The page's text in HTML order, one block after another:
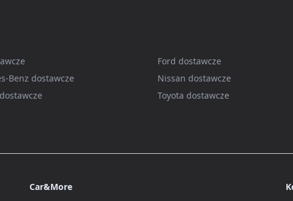
Ford dostawcze
Benz dostawcze Nissan dostawcze
Toyota dostawcze
Car&More